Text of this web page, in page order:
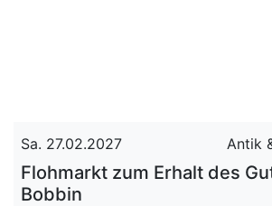
Sa. 27.02.2027 Antik
Flohmarkt zum Erhalt des
Bobbin